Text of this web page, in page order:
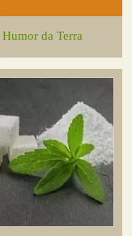
Humor da Terra